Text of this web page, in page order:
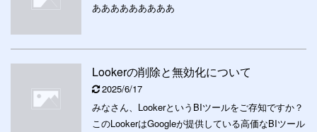
あああああああああ
Lookerの削除と無効化について
2025/6/17
みなさん、LookerというBIツールをご存知ですか？
このLookerはGoogleが提供している高価なBIツール